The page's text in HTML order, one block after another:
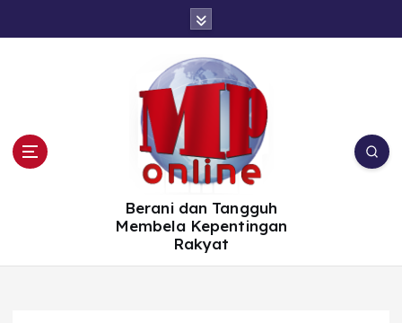
Berani dan Tangguh
Membela Kepentingan
Rakyat